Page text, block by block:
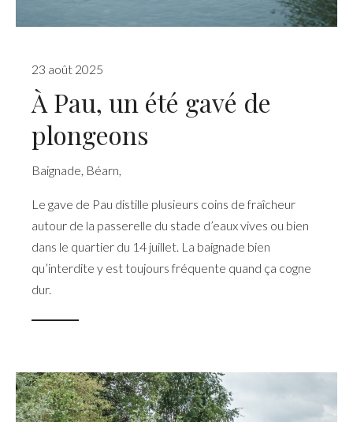
23 août 2025
À Pau, un été gavé de
plongeons
Baignade, Béarn,
Le gave de Pau distille plusieurs coins de fraîcheur
autour de la passerelle du stade d’eaux vives ou bien
dans le quartier du 14 juillet. La baignade bien
qu’interdite y est toujours fréquente quand ça cogne
dur.